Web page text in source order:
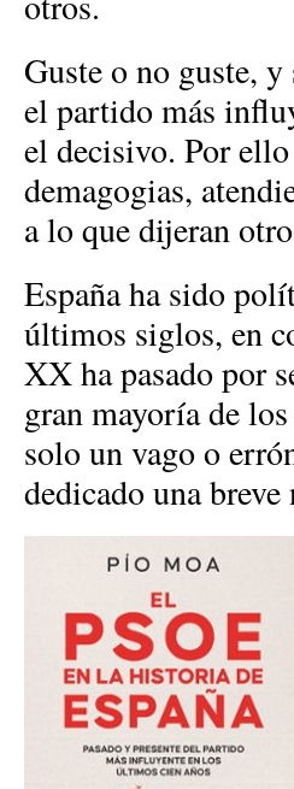
Guste o no guste,
el partido más
el decisivo. Por
demagogias,
a lo que dijeran
España ha sido
últimos siglos, en
XX ha pasado por
gran mayoría de
solo un vago o
dedicado una